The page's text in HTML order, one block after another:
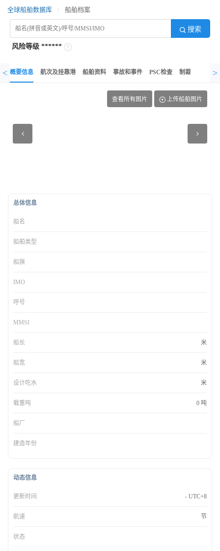
全球船舶数据库 / 船舶档案
搜索
风险等级 ******
< 概要信息 航次及挂靠港 船舶资料 事故和事件 PSC检查 制裁记录 异
>
总体信息
船名
船舶类型
船旗
IMO
呼号
MMSI
船长 米
船宽 米
设计吃水 米
载重吨 0 吨
船厂
建造年份
查看所有图片 上传船舶图片
动态信息
更新时间 - UTC+8
航速 节
状态